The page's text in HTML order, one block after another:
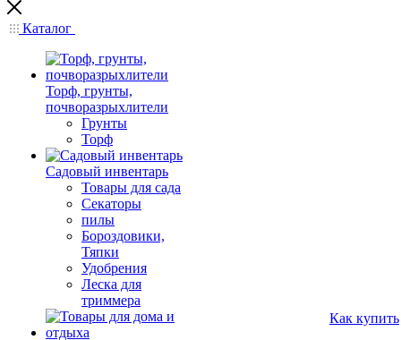
Каталог
Торф, грунты,
почворазрыхлители
Грунты
Торф
Садовый инвентарь
Товары для сада
Секаторы
пилы
Бороздовики,
Тяпки
Удобрения
Леска для
триммера
Как купить